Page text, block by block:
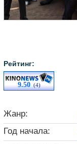
Рейтинг:
9.50(4)
Жанр:
Год начала: